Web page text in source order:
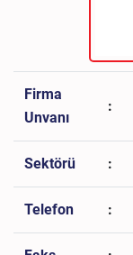
Firma
Unvanı
:
Sektörü :
Telefon :